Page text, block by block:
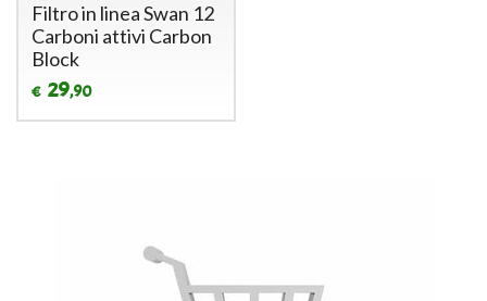
Filtro in linea Swan 12
Carboni attivi Carbon
Block
€ 29,90